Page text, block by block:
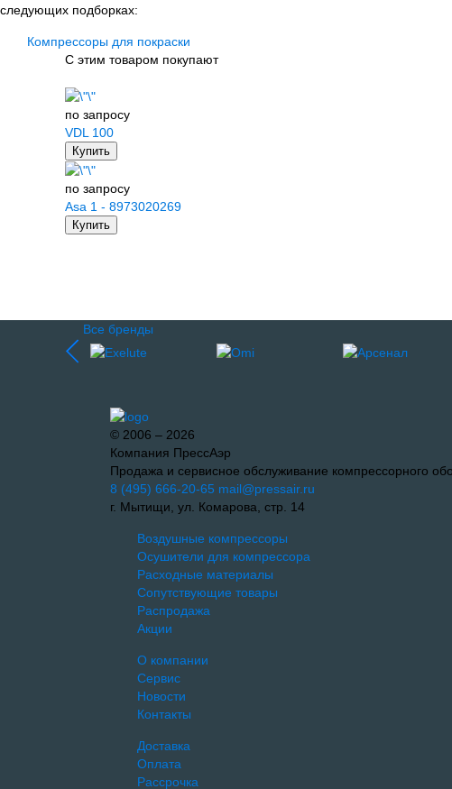
следующих подборках:
Компрессоры для покраски
С этим товаром покупают
по запросу
VDL 100
Купить
по запросу
Asa 1 - 8973020269
Купить
Все бренды
© 2006 – 2026
Компания ПрессАэр
Продажа и сервисное обслуживание компрессорного
8 (495) 666-20-65 mail@pressair.ru
г. Мытищи, ул. Комарова, стр. 14
Воздушные компрессоры
Осушители для компрессора
Расходные материалы
Сопутствующие товары
Распродажа
Акции
О компании
Сервис
Новости
Контакты
Доставка
Оплата
Рассрочка